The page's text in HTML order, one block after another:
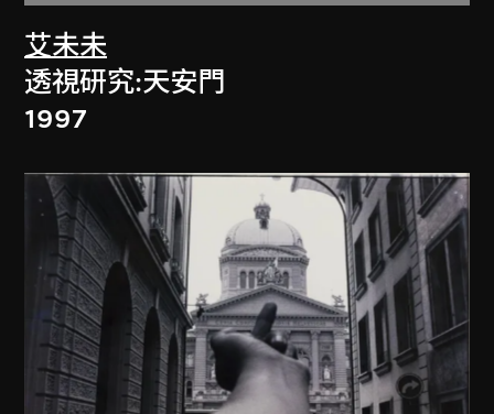
艾未未
透視研究:天安門
1997